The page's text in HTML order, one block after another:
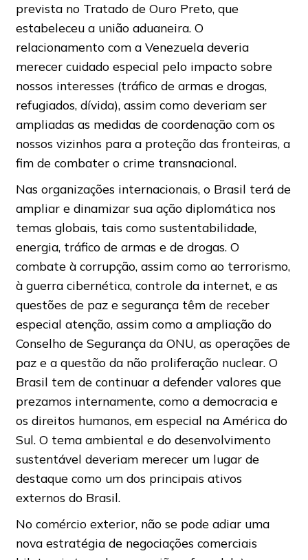
prevista no Tratado de Ouro Preto, que
estabeleceu a união aduaneira. O
relacionamento com a Venezuela deveria
merecer cuidado especial pelo impacto sobre
nossos interesses (tráfico de armas e drogas,
refugiados, dívida), assim como deveriam ser
ampliadas as medidas de coordenação com os
nossos vizinhos para a proteção das fronteiras, a
fim de combater o crime transnacional.
Nas organizações internacionais, o Brasil terá de
ampliar e dinamizar sua ação diplomática nos
temas globais, tais como sustentabilidade,
energia, tráfico de armas e de drogas. O
combate à corrupção, assim como ao terrorismo,
à guerra cibernética, controle da internet, e as
questões de paz e segurança têm de receber
especial atenção, assim como a ampliação do
Conselho de Segurança da ONU, as operações de
paz e a questão da não proliferação nuclear. O
Brasil tem de continuar a defender valores que
prezamos internamente, como a democracia e
os direitos humanos, em especial na América do
Sul. O tema ambiental e do desenvolvimento
sustentável deveriam merecer um lugar de
destaque como um dos principais ativos
externos do Brasil.
No comércio exterior, não se pode adiar uma
nova estratégia de negociações comerciais